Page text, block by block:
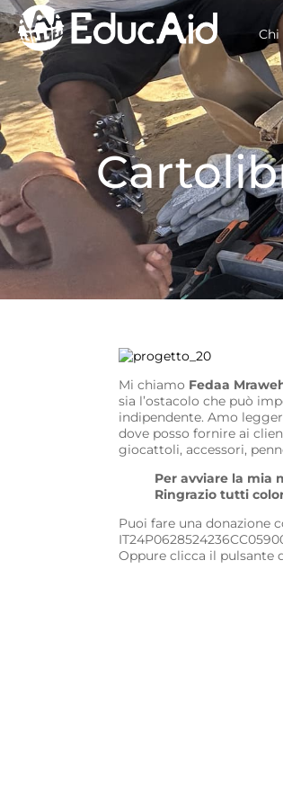
Chi
Mi chiamo Fedaa
sia l’ostacolo che può
indipendente. Amo
dove posso fornire ai
giocattoli, accessori,
Per avviare la mia
Ringrazio tutti
Puoi fare una donazione
Oppure clicca il pulsante